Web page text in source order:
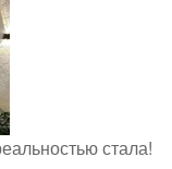
стала!